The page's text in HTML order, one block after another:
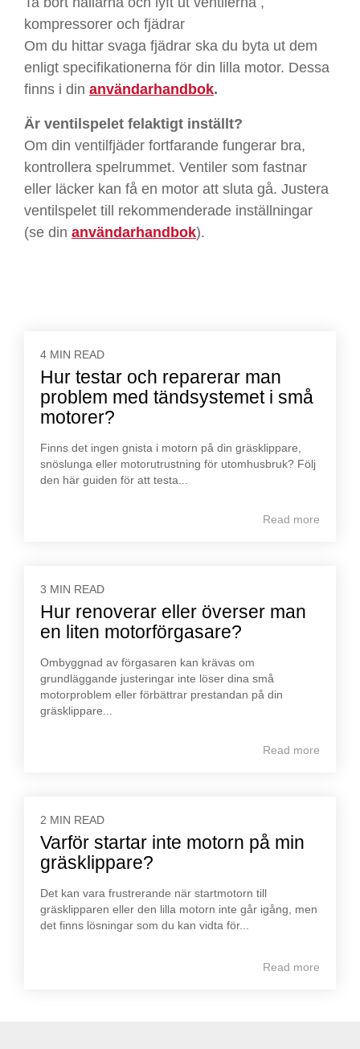
kompressorer och fjädrar
Om du hittar svaga fjädrar ska du byta ut dem
enligt specifikationerna för din lilla motor. Dessa
finns i din användarhandbok.
Är ventilspelet felaktigt inställt?
Om din ventilfjäder fortfarande fungerar bra,
kontrollera spelrummet. Ventiler som fastnar
eller läcker kan få en motor att sluta gå. Justera
ventilspelet till rekommenderade inställningar
(se din användarhandbok).
4 MIN READ
Hur testar och reparerar man
problem med tändsystemet i små
motorer?
Finns det ingen gnista i motorn på din gräsklippare,
snöslunga eller motorutrustning för utomhusbruk? Följ
den här guiden för att testa...
Read more
3 MIN READ
Hur renoverar eller överser man
en liten motorförgasare?
Ombyggnad av förgasaren kan krävas om
grundläggande justeringar inte löser dina små
motorproblem eller förbättrar prestandan på din
gräsklippare...
Read more
2 MIN READ
Varför startar inte motorn på min
gräsklippare?
Det kan vara frustrerande när startmotorn till
gräsklipparen eller den lilla motorn inte går igång, men
det finns lösningar som du kan vidta för...
Read more